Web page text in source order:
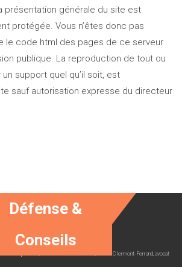
présentation générale du site est
protégée. Vous n’êtes donc pas
le code html des pages de ce serveur
publique. La reproduction de tout ou
support quel qu’il soit, est
sauf autorisation expresse du directeur
Défense &
Conseils
séparation, avocat 63000, avocat 63, avocat Clermont-Ferrand, avocat